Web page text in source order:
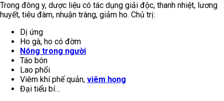
Trong đông y, dược liệu có tác dụng giải độc, thanh nhiệt, lương
huyết, tiêu đàm, nhuận tràng, giảm ho. Chủ trị:
Dị ứng
Ho gà, ho có đờm
Nóng trong người
Táo bón
Lao phổi
Viêm khí phế quản, viêm họng
Đại tiểu bí…